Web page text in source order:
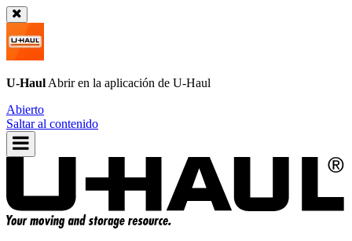
U-Haul Abrir en la aplicación de U-Haul
Abierto
Saltar al contenido